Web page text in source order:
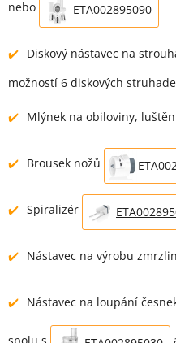
nebo ETA002895090
Diskový nástavec na
možností 6 diskových
Mlýnek na obiloviny,
Brousek nožů
Spiralizér
Nástavec na výrobu
Nástavec na loupání